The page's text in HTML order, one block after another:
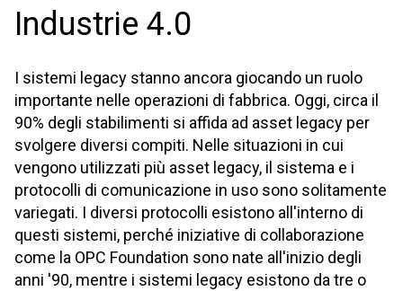
Industrie 4.0
I sistemi legacy stanno ancora giocando un ruolo
importante nelle operazioni di fabbrica. Oggi, circa il
90% degli stabilimenti si affida ad asset legacy per
svolgere diversi compiti. Nelle situazioni in cui
vengono utilizzati più asset legacy, il sistema e i
protocolli di comunicazione in uso sono solitamente
variegati. I diversi protocolli esistono all'interno di
questi sistemi, perché iniziative di collaborazione
come la OPC Foundation sono nate all'inizio degli
anni '90, mentre i sistemi legacy esistono da tre o